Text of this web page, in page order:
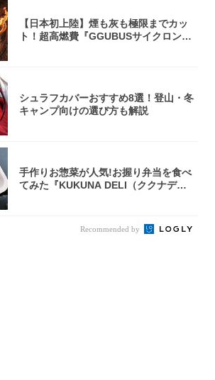
【日本初上陸】煙も灰も極限までカッ
ト！超高燃費『GGUBUSサイクロン焚
シュラフカバーおすすめ8選！登山・冬
キャンプ向けの選び方も解説
手作りお惣菜が人気!お握り弁当を食べ
てみた『KUKUNA DELI（ククナデ
Recommended by